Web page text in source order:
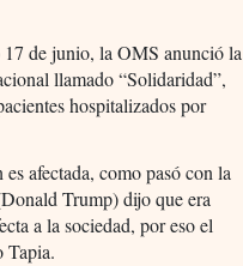
17 de junio, la OMS anunció la
llamado “Solidaridad”,
hospitalizados por
afectada, como pasó con la
Trump) dijo que era
a la sociedad, por eso el
Tapia.